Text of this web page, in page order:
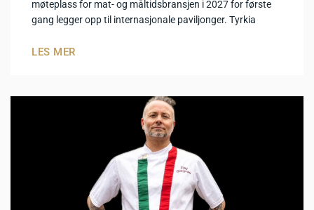
møteplass for mat- og måltidsbransjen i 2027 for første
gang legger opp til internasjonale paviljonger. Tyrkia
LES MER